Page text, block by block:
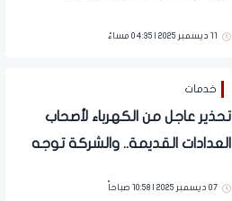
11 ديسمبر 2025 | 04:35 مساءً
خدمات
تحذير عاجل من الكهرباء لأصحاب
العدادات القديمة.. والشركة توجه
07 ديسمبر 2025 | 10:58 صباحاً